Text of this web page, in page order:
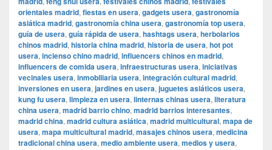
orientales madrid, fiestas en usera, gadgets usera, gastronomía
asiática madrid, gastronomía china usera, gastronomía top usera,
guía de usera, guía rápida de usera, hashtags usera, herbolarios
chinos madrid, historia china madrid, historia de usera, hot pot
usera, incienso chino madrid, influencers chinos en madrid,
influencers de comida usera, infraestructuras usera, iniciativas
vecinales usera, inmobiliaria usera, integración cultural madrid,
inversiones en usera, jardines en usera, juguetes asiáticos usera,
kung fu usera, limpieza en usera, linternas chinas usera, literatura
china usera, madrid barrio chino, madrid barrios interesantes,
madrid china, madrid cultura asiática, madrid multicultural, mapa de
usera, mapa multicultural madrid, masajes chinos usera, medicina
tradicional china usera, medio ambiente usera, medios y usera,